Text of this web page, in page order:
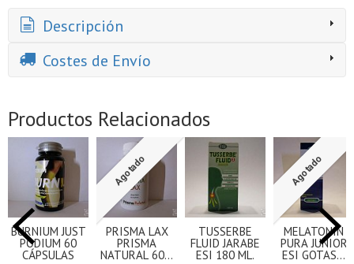
Descripción
Costes de Envío
Productos Relacionados
BURNIUM JUST
PODIUM 60
CÁPSULAS
Agotado
PRISMA LAX
PRISMA
NATURAL 60...
TUSSERBE
FLUID JARABE
ESI 180 ML.
Agotado
MELATONIN
PURA JUNIOR
ESI GOTAS...